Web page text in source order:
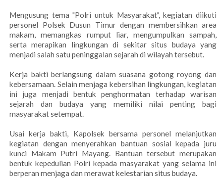
Mengusung tema "Polri untuk Masyarakat", kegiatan diikuti
personel Polsek Dusun Timur dengan membersihkan area
makam, memangkas rumput liar, mengumpulkan sampah,
serta merapikan lingkungan di sekitar situs budaya yang
menjadi salah satu peninggalan sejarah di wilayah tersebut.
Kerja bakti berlangsung dalam suasana gotong royong dan
kebersamaan. Selain menjaga kebersihan lingkungan, kegiatan
ini juga menjadi bentuk penghormatan terhadap warisan
sejarah dan budaya yang memiliki nilai penting bagi
masyarakat setempat.
Usai kerja bakti, Kapolsek bersama personel melanjutkan
kegiatan dengan menyerahkan bantuan sosial kepada juru
kunci Makam Putri Mayang. Bantuan tersebut merupakan
bentuk kepedulian Polri kepada masyarakat yang selama ini
berperan menjaga dan merawat kelestarian situs budaya.